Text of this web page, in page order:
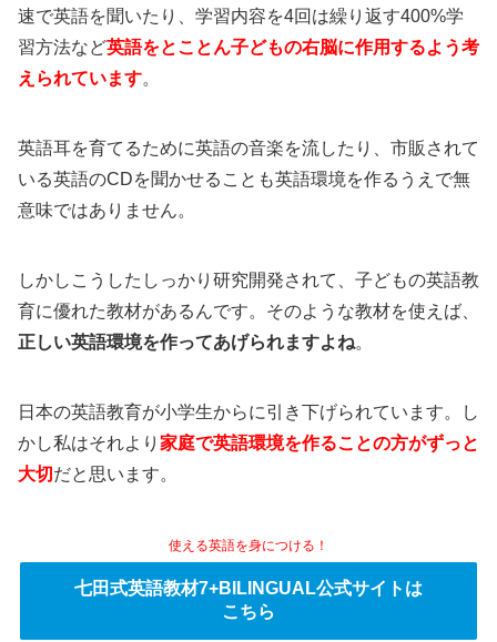
速で英語を聞いたり、学習内容を4回は繰り返す400%学
習方法など英語をとことん子どもの右脳に作用するよう考
えられています。
英語耳を育てるために英語の音楽を流したり、市販されて
いる英語のCDを聞かせることも英語環境を作るうえで無
意味ではありません。
しかしこうしたしっかり研究開発されて、子どもの英語教
育に優れた教材があるんです。そのような教材を使えば、
正しい英語環境を作ってあげられますよね。
日本の英語教育が小学生からに引き下げられています。し
かし私はそれより 家庭で英語環境を作ることの方がずっと
大切だと思います。
使える英語を身につける！
七田式英語教材7+BILINGUAL公式サイトは
こちら